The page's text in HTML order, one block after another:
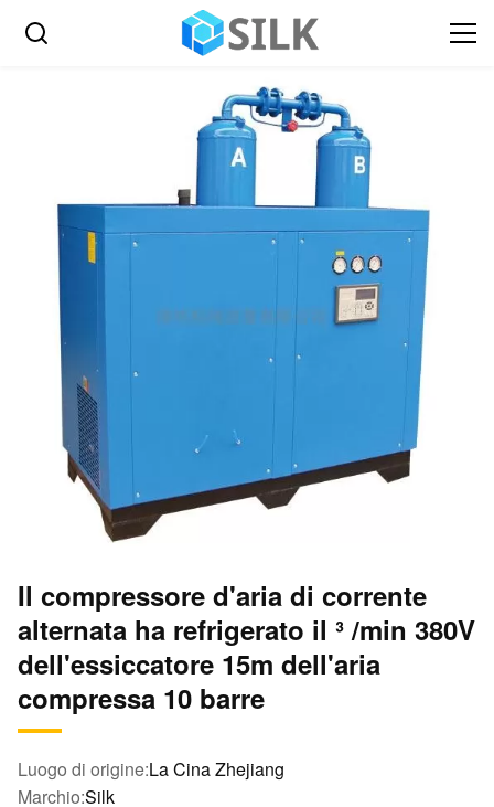
Il compressore d'aria di corrente
alternata ha refrigerato il ³ /min 380V
dell'essiccatore 15m dell'aria
compressa 10 barre
Luogo di origine:La Cina Zhejiang
Marchio:Silk